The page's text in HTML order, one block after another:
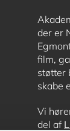
der er
film,
støtter
skabe
Vi
del af